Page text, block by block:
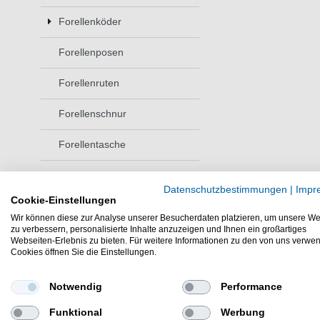
Forellenköder
Forellenposen
Forellenruten
Forellenschnur
Forellentasche
Forellenzubehör
Kunstköderbox
Piloten
Datenschutzbestimmungen |
Cookie-Einstellungen
Wir können diese zur Analyse unserer Besucherdaten platzieren, um unsere
zu verbessern, personalisierte Inhalte anzuzeigen und Ihnen ein großartiges
Webseiten-Erlebnis zu bieten. Für weitere Informationen zu den von uns
Cookies öffnen Sie die Einstellungen.
Notwendig Performance
Funktional Werbung